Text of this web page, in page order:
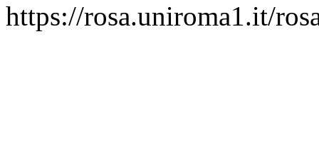
https://rosa.uniroma1.it/